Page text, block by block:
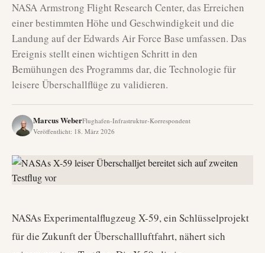
NASA Armstrong Flight Research Center, das Erreichen
einer bestimmten Höhe und Geschwindigkeit und die
Landung auf der Edwards Air Force Base umfassen. Das
Ereignis stellt einen wichtigen Schritt in den
Bemühungen des Programms dar, die Technologie für
leisere Überschallflüge zu validieren.
Marcus WeberFlughafen-Infrastruktur-Korrespondent
Veröffentlicht: 18. März 2026
NASAs Experimentalflugzeug X-59, ein Schlüsselprojekt
für die Zukunft der Überschallluftfahrt, nähert sich